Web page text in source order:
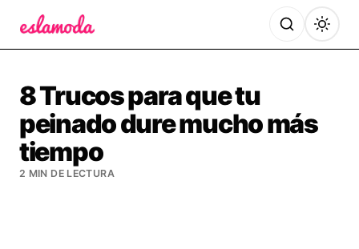
8 Trucos para que tu
peinado dure mucho más
tiempo
2 MIN DE LECTURA